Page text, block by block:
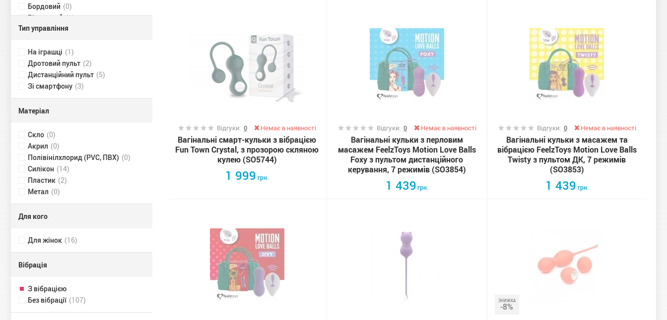
Бордовий (0)
Бірюзовий (1)
Зелений (2)
Сріблястий
(1)
Жовтий (0)
Фіолетовий (6)
Тілесний (0)
Рожевий (3)
Чорний
Синій (0)
Червоний
Тип управління
На іграшці (1)
Дротовий пульт (2)
Дистанційний пульт (5)
Зі смартфону (3)
Матеріал
Скло (0)
Акрил (0)
Полівінілхлорид (PVC, ПВХ) (0)
Силікон (14)
Пластик (2)
Метал (0)
Для кого
Для жінок (16)
Вібрація
З вібрацією
Без вібрації (107)
Відгуки: 0 Немає в наявності
Вагінальні смарт-кульки з вібрацією
Fun Town Crystal, з прозорою скляною
кулею (SO5744)
1 999 грн.
Відгуки:0 Немає в наявності
Вагінальні кульки з перловим
масажем FeelzToys Motion Love Balls
Foxy з пультом дистанційного
керування, 7 режимів (SO3854)
1 439грн.
Відгуки: 0 Немає в наявності
Вагінальні кульки з масажем та
вібрацією FeelzToys Motion Love Balls
Twisty з пультом ДК, 7 режимів
(SO3853)
1 439 грн.
ЗНИЖКА
-8%